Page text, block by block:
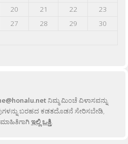
20 21 22
23
27 28 29
30
ನಿಮ್ಮ ಮಿಂಚೆ ವಿಳಾಸವನ್ನು
ಬರಹದ ಕಡತದೊಡನೆ ಸೇರಿಸಬೇಡಿ,
ಇಲ್ಲಿ ಒತ್ತಿ.